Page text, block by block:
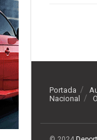
Portada
Nacional